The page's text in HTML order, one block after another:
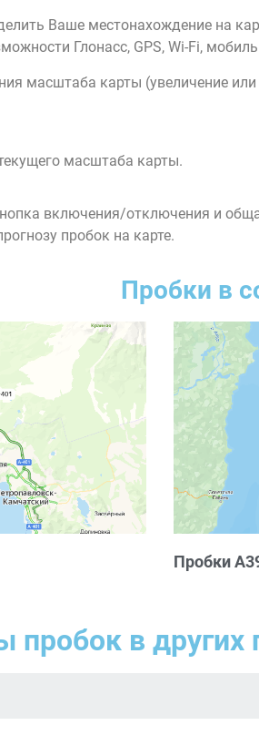
Ваше местонахождение на
Глонасс, GPS, Wi-Fi,
масштаба карты (увеличение
масштаба карты.
включения/отключения и
пробок на карте.
Пробки в
Пробки
пробок в других